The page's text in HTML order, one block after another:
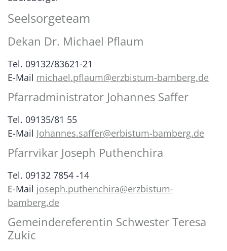
Seelsorgeteam
Dekan Dr. Michael Pflaum
Tel. 09132/83621-21
E-Mail michael.pflaum@erzbistum-bamberg.de
Pfarradministrator Johannes Saffer
Tel. 09135/81 55
E-Mail Johannes.saffer@erbistum-bamberg.de
Pfarrvikar Joseph Puthenchira
Tel. 09132 7854 -14
E-Mail joseph.puthenchira@erzbistum-
bamberg.de
Gemeindereferentin Schwester Teresa
Zukic